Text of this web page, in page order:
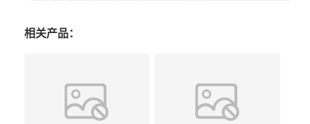
相关产品：